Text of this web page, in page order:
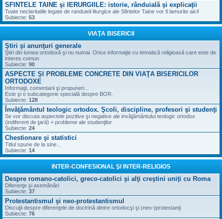
SFINTELE TAINE şi IERURGIILE: istorie, rânduială şi explicaţii
Toate neclaritatile legate de randuieli liturgice ale Sfintelor Taine vor fi lamurite aici!
Subiecte: 53
VIAŢA BISERICII
Ştiri şi anunţuri generale
Ştiri din lumea ortodoxă şi nu numai. Orice informaţie cu tematică religioasă care este de
interes comun
Subiecte: 90
ASPECTE ŞI PROBLEME CONCRETE DIN VIAŢA BISERICILOR
ORTODOXE
Informaţii, comentarii şi propuneri...
Este şi o subcategorie specială despre BOR.
Subiecte: 128
Învăţământul teologic ortodox. Şcoli, discipline, profesori şi studenţi
Se vor discuta aspectele pozitive şi negative ale invăţământului teologic ortodox
(indiferent de ţară) + probleme ale studenţilor
Subiecte: 24
Chestionare şi statistici
Titlul spune de la sine...
Subiecte: 14
INTER-CONFESIONAL ŞI INTER-RELIGIOS
Despre romano-catolici, greco-catolici şi alţi creştini uniţi cu Roma
Diferenţe şi asemănări
Subiecte: 37
Protestantismul şi neo-protestantismul
Discuţii despre diferenţele de doctrină dintre ortodocşi şi (neo-)protestanţi
Subiecte: 76